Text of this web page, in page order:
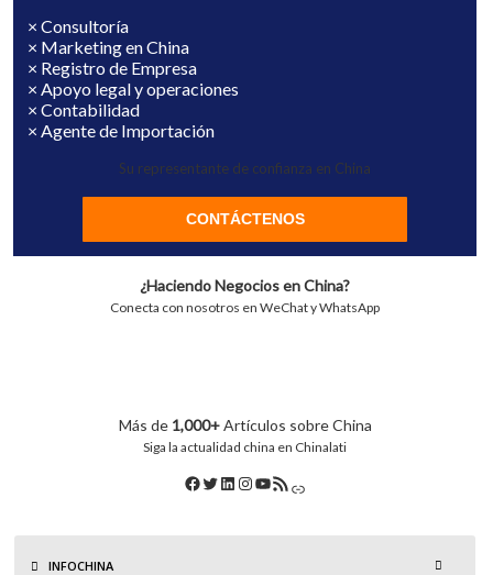
× Consultoría
× Marketing en China
× Registro de Empresa
× Apoyo legal y operaciones
× Contabilidad
× Agente de Importación
Su representante de confianza en China
CONTÁCTENOS
¿Haciendo Negocios en China?
Conecta con nosotros en WeChat y WhatsApp
Más de 1,000+Artículos sobre China
Siga la actualidad china en Chinalati
INFOCHINA